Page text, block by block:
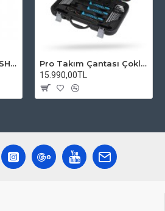
Asistan Askısız Tayt SH20 Pedli Siyah
Pro Takım Çantası Çoklu Tamir Seti
15.990,00TL